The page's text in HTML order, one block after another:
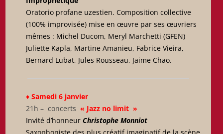
Oratorio profane uzestien. Composition collective
(100% improvisée) mise en œuvre par ses œuvriers
mêmes : Michel Ducom, Meryl Marchetti (GFEN)
Juliette Kapla, Martine Amanieu, Fabrice Vieira,
Bernard Lubat, Jules Rousseau, Jaime Chao.
♦ Samedi 6 janvier
21h – concerts « Jazz no limit »
Invité d’honneur Christophe Monniot